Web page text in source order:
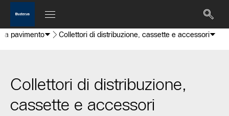
a pavimento Collettori di distribuzione, cassette e accessori
Collettori di distribuzione,
cassette e accessori